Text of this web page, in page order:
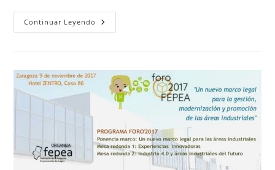
Continuar Leyendo FEPEA
Con
De
Zaragoza
Actualiza
La
Base
De
Polígonos
Industriales